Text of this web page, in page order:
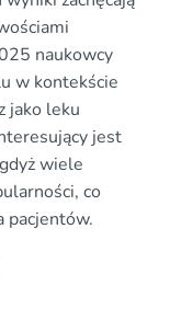
naukowcy
w kontekście
jako leku
jest
wiele
co
pacjentów.